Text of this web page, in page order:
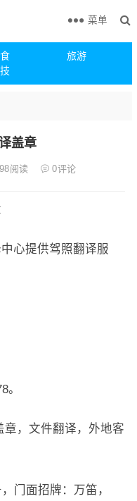
旅游
菜单
盖章
阅读 0评论
心提供驾照翻译服
。
，文件翻译，外地客
门面招牌：万笛，